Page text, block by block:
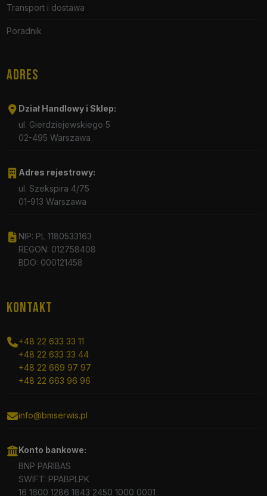
Transport i dostawa
Poradnik
ADRES
Dział Handlowy i Sklep:
ul. Gierdziejewskiego 5
02-495 Warszawa
Adres rejestrowy:
ul. Szekspira 4/75
01-913 Warszawa
NIP: PL 1180533163
REGON: 012758408
BDO: 000121458
KONTAKT
+48 22 633 33 11
+48 22 633 33 44
+48 22 669 97 97
+48 22 663 96 96
info@bmserwis.pl
Konto bankowe:
BNP PARIBAS
SWIFT: PPABPLPK
16 1600 1286 1843 2450 1000 0001